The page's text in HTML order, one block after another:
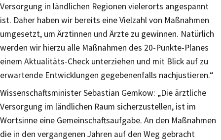
Versorgung in ländlichen Regionen vielerorts angespannt
ist. Daher haben wir bereits eine Vielzahl von Maßnahmen
umgesetzt, um Ärztinnen und Ärzte zu gewinnen. Natürlich
werden wir hierzu alle Maßnahmen des 20-Punkte-Planes
einem Aktualitäts-Check unterziehen und mit Blick auf zu
erwartende Entwicklungen gegebenenfalls nachjustieren.“
Wissenschaftsminister Sebastian Gemkow: „Die ärztliche
Versorgung im ländlichen Raum sicherzustellen, ist im
Wortsinne eine Gemeinschaftsaufgabe. An den Maßnahmen
die in den vergangenen Jahren auf den Weg gebracht